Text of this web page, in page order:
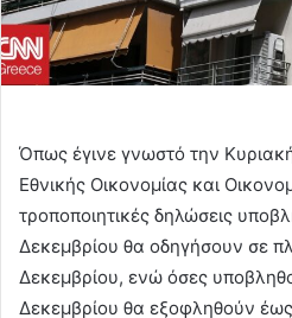
Όπως έγινε γνωστό την
Εθνικής Οικονομίας και
τροποποιητικές δηλώσεις
Δεκεμβρίου θα οδηγήσουν σε
Δεκεμβρίου, ενώ όσες
Δεκεμβρίου θα εξοφληθούν έως